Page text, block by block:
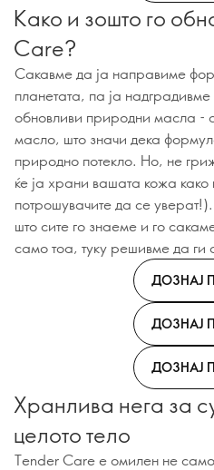
Како и зошто го
Care?
Сакавме да ја направиме
планетата, па ја
обновливи природни масла -
масло, што значи дека
природно потекло. Но, не
ќе ја храни вашата кожа
потрошувачите да се
што сите го знаеме и го
само тоа, туку решивме да
ДОЗНАЈ
ДОЗНАЈ
ДОЗНАЈ
Хранлива нега за
целото тело
Tender Care е омилен не